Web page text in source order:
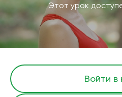
Этот урок
Войти в